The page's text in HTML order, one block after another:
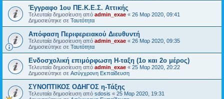
Έγγραφο 1ου ΠΕ.Κ.Ε.Σ. Αττικής
Τελευταία δημοσίευση από admin_exae « 26 Μαρ 2020, 09:41
Δημοσιεύτηκε σε Ταυτότητα
Απόφαση Περιφερειακού Διευθυντή
Τελευταία δημοσίευση από admin_exae « 26 Μαρ 2020, 09:35
Δημοσιεύτηκε σε Ταυτότητα
Ενδοσχολική επιμόρφωση Η-ταξη (1ο και 2ο μέρος)
Τελευταία δημοσίευση από admin_exae « 25 Μαρ 2020, 20:22
Δημοσιεύτηκε σε Ασύγχρονη Εκπαίδευση
ΣΥΝΟΠΤΙΚΟΣ ΟΔΗΓΟΣ η-Τάξης
Τελευταία δημοσίευση από sdosis « 25 Μαρ 2020, 19:31